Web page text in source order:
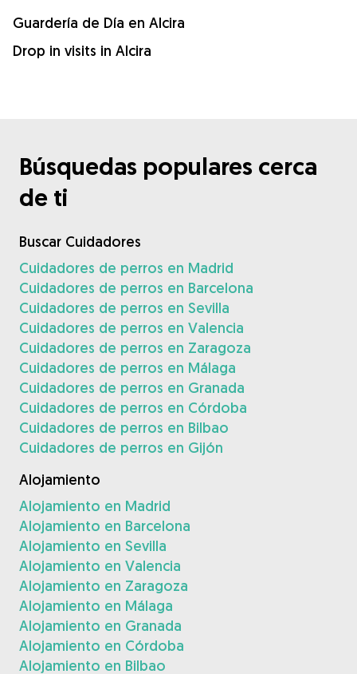
Guardería de Día en Alcira
Drop in visits in Alcira
Búsquedas populares cerca
de ti
Buscar Cuidadores
Cuidadores de perros en Madrid
Cuidadores de perros en Barcelona
Cuidadores de perros en Sevilla
Cuidadores de perros en Valencia
Cuidadores de perros en Zaragoza
Cuidadores de perros en Málaga
Cuidadores de perros en Granada
Cuidadores de perros en Córdoba
Cuidadores de perros en Bilbao
Cuidadores de perros en Gijón
Alojamiento
Alojamiento en Madrid
Alojamiento en Barcelona
Alojamiento en Sevilla
Alojamiento en Valencia
Alojamiento en Zaragoza
Alojamiento en Málaga
Alojamiento en Granada
Alojamiento en Córdoba
Alojamiento en Bilbao